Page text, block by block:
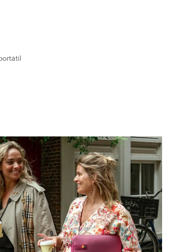
Sleeve Negro
Sleeve Azul vestido (selected)